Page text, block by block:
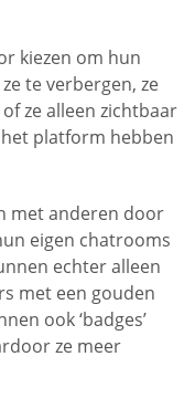
kiezen om hun
te verbergen, ze
ze alleen zichtbaar
platform hebben
met anderen door
eigen chatrooms
echter alleen
met een gouden
ook ‘badges’
ze meer